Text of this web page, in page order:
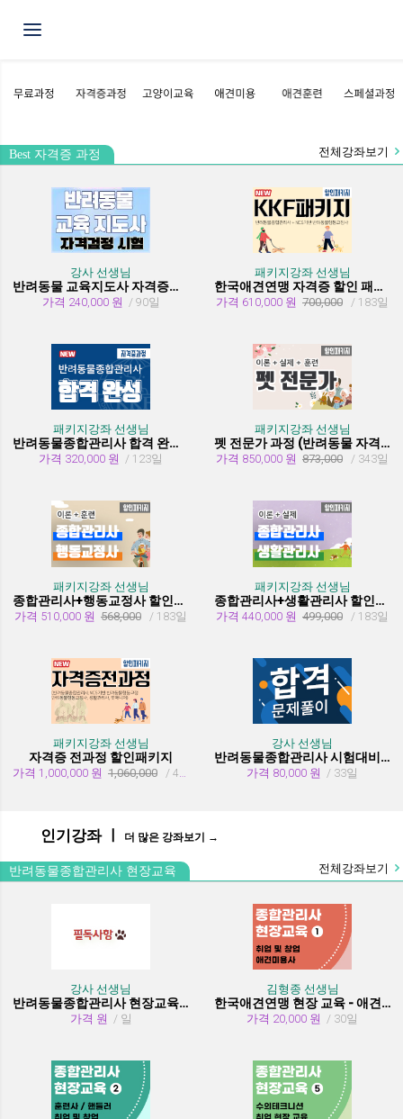
Toggle navigation
Best 자격증 과정 전체강좌보기
강사 선생님
반려동물 교육지도사 자격증과정
가격 240,000 원 / 90일
패키지강좌 선생님
한국애견연맹 자격증 할인 패키지 과정 (종합관리사 + 행동교정사)
가격 610,000 원 700,000 / 183일
패키지강좌 선생님
반려동물종합관리사 합격 완성 패키지
가격 320,000 원 / 123일
패키지강좌 선생님
펫 전문가 과정 (반려동물 자격증 취득과정)
가격 850,000 원 873,000 / 343일
패키지강좌 선생님
종합관리사+행동교정사 할인패키지과정
가격 510,000 원 568,000 / 183일
패키지강좌 선생님
종합관리사+생활관리사 할인패키지과정
가격 440,000 원 499,000 / 183일
패키지강좌 선생님
자격증 전과정 할인패키지
가격 1,000,000 원 1,060,000 / 455일
강사 선생님
반려동물종합관리사 시험대비 유형문제 풀이
가격 80,000 원 / 33일
인기강좌 ㅣ 더 많은 강좌보기 →
반려동물종합관리사 현장교육 전체강좌보기
강사 선생님
반려동물종합관리사 현장교육 수강시 필독사항
가격 원 / 일
김형종 선생님
한국애견연맹 현장 교육 - 애견미용사 취업 및 창업
가격 20,000 원 / 30일